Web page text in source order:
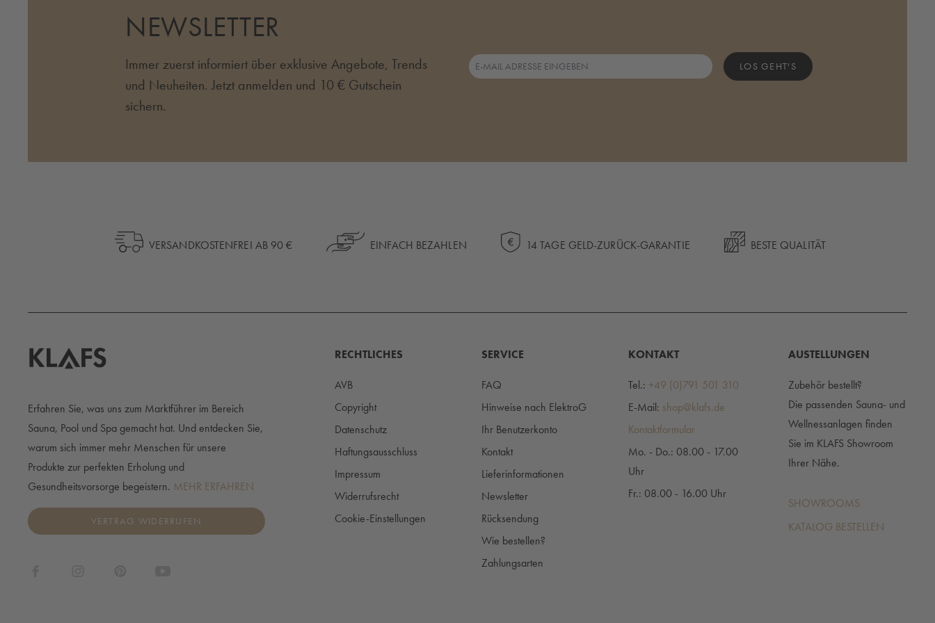
NEWSLETTER
Immer zuerst informiert über exklusive Angebote, Trends
und Neuheiten. Jetzt anmelden und 10 € Gutschein
sichern.
LOS GEHT'S
VERSANDKOSTENFREI AB 90 € EINFACH BEZAHLEN 14 TAGE GELD-ZURÜCK-GARANTIE BESTE QUALITÄT
Erfahren Sie, was uns zum Marktführer im Bereich
Sauna, Pool und Spa gemacht hat. Und entdecken Sie,
warum sich immer mehr Menschen für unsere
Produkte zur perfekten Erholung und
Gesundheitsvorsorge begeistern. MEHR ERFAHREN
VERTRAG WIDERRUFEN
RECHTLICHES
AVB
Copyright
Datenschutz
Haftungsausschluss
Impressum
Widerrufsrecht
Cookie-Einstellungen
SERVICE
FAQ
Hinweise nach ElektroG
Ihr Benutzerkonto
Kontakt
Lieferinformationen
Newsletter
Rücksendung
Wie bestellen?
Zahlungsarten
KONTAKT
Tel.: +49 (0)791 501 310
E-Mail: shop@klafs.de
Kontaktformular
Mo. - Do.: 08.00 - 17.00
Uhr
Fr.: 08.00 - 16.00 Uhr
AUSTELLUNGEN
Zubehör bestellt?
Die passenden Sauna- und
Wellnessanlagen finden
Sie im KLAFS Showroom
Ihrer Nähe.
SHOWROOMS
KATALOG BESTELLEN